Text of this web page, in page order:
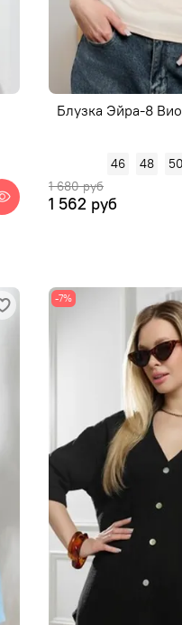
Блузка Эйра-8
46 48 50
1 680 руб
1 562 руб
-7%